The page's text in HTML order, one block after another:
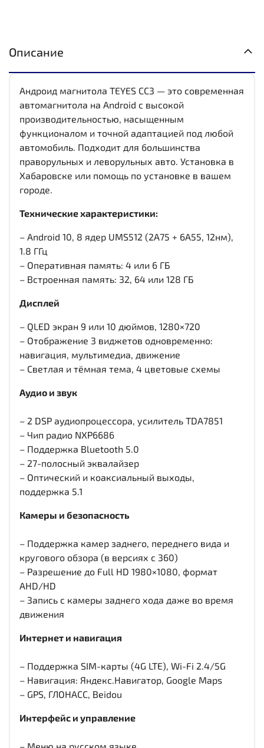
Описание
Андроид магнитола TEYES CC3 — это современная
автомагнитола на Android с высокой
производительностью, насыщенным
функционалом и точной адаптацией под любой
автомобиль. Подходит для большинства
праворульных и леворульных авто. Установка в
Хабаровске или помощь по установке в вашем
городе.
Технические характеристики:
– Android 10, 8 ядер UMS512 (2A75 + 6A55, 12нм),
1.8 ГГц
– Оперативная память: 4 или 6 ГБ
– Встроенная память: 32, 64 или 128 ГБ
Дисплей
– QLED экран 9 или 10 дюймов, 1280×720
– Отображение 3 виджетов одновременно:
навигация, мультимедиа, движение
– Светлая и тёмная тема, 4 цветовые схемы
Аудио и звук
– 2 DSP аудиопроцессора, усилитель TDA7851
– Чип радио NXP6686
– Поддержка Bluetooth 5.0
– 27-полосный эквалайзер
– Оптический и коаксиальный выходы,
поддержка 5.1
Камеры и безопасность
– Поддержка камер заднего, переднего вида и
кругового обзора (в версиях с 360)
– Разрешение до Full HD 1980×1080, формат
AHD/HD
– Запись с камеры заднего хода даже во время
движения
Интернет и навигация
– Поддержка SIM-карты (4G LTE), Wi-Fi 2.4/5G
– Навигация: Яндекс.Навигатор, Google Maps
– GPS, ГЛОНАСС, Beidou
Интерфейс и управление